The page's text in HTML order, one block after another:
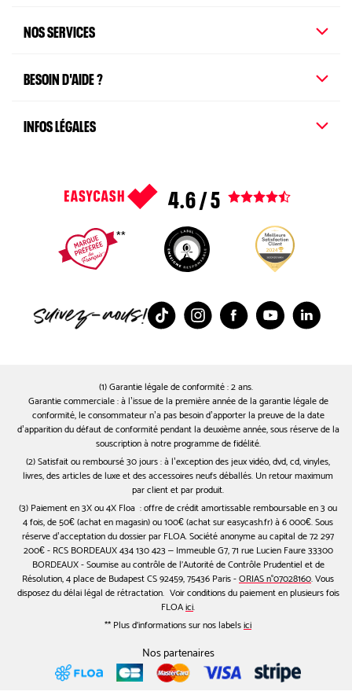
NOS SERVICES
BESOIN D'AIDE ?
INFOS LÉGALES
4.6 / 5 1 2 3 4 5
Voir tous les avis
TikTokInstagramFacebookYoutube
(1) Garantie légale de conformité : 2 ans.
Garantie commerciale : à l’issue de la première année de la garantie légale de
conformité, le consommateur n’a pas besoin d’apporter la preuve de la date
d’apparition du défaut de conformité pendant la deuxième année, sous réserve de la
souscription à notre programme de fidélité.
(2) Satisfait ou remboursé 30 jours : à l’exception des jeux vidéo, dvd, cd, vinyles,
livres, des articles de luxe et des accessoires neufs déballés. Un retour maximum
par client et par produit.
(3) Paiement en 3X ou 4X Floa : offre de crédit amortissable remboursable en 3 ou
4 fois, de 50€ (achat en magasin) ou 100€ (achat sur easycash.fr) à 6 000€. Sous
réserve d’acceptation du dossier par FLOA. Société anonyme au capital de 72 297
200€ - RCS BORDEAUX 434 130 423 – Immeuble G7, 71 rue Lucien Faure 33300
BORDEAUX - Soumise au contrôle de l'Autorité de Contrôle Prudentiel et de
Résolution, 4 place de Budapest CS 92459, 75436 Paris -ORIAS n°07028160. Vous
disposez du délai légal de rétractation. Voir conditions du paiement en plusieurs fois
FLOAici.
** Plus d'informations sur nos labelsici
Nos partenaires